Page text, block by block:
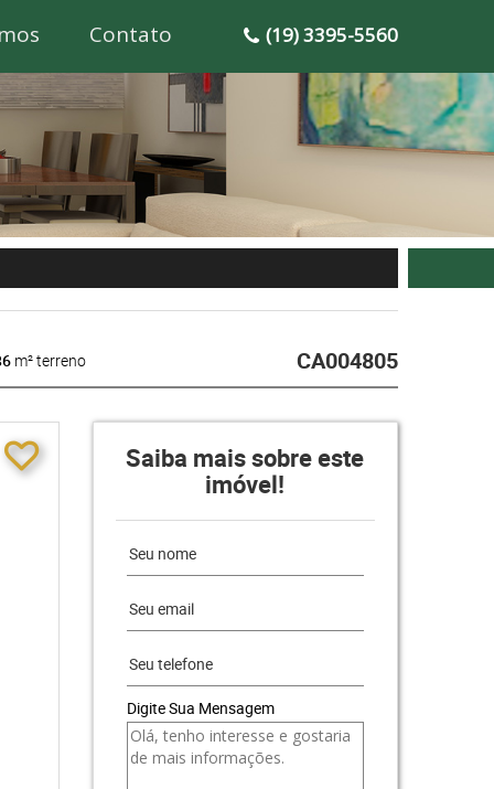
Contato (19) 3395-5560
m² terreno CA004805
Saiba mais sobre este
imóvel!
Digite Sua Mensagem